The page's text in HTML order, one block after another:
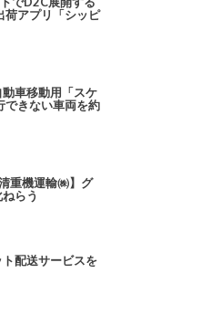
荷アプリ「シッピ
車移動用「スケ
できない車両を約
重機運輸㈱】グ
らう
配送サービスを